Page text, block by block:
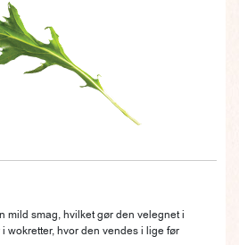
mild smag, hvilket gør den velegnet i
wokretter, hvor den vendes i lige før